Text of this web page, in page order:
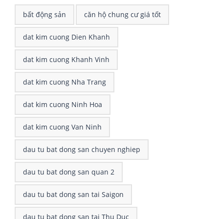
bất động sản căn hộ chung cư giá tốt
dat kim cuong Dien Khanh
dat kim cuong Khanh Vinh
dat kim cuong Nha Trang
dat kim cuong Ninh Hoa
dat kim cuong Van Ninh
dau tu bat dong san chuyen nghiep
dau tu bat dong san quan 2
dau tu bat dong san tai Saigon
dau tu bat dong san tai Thu Duc